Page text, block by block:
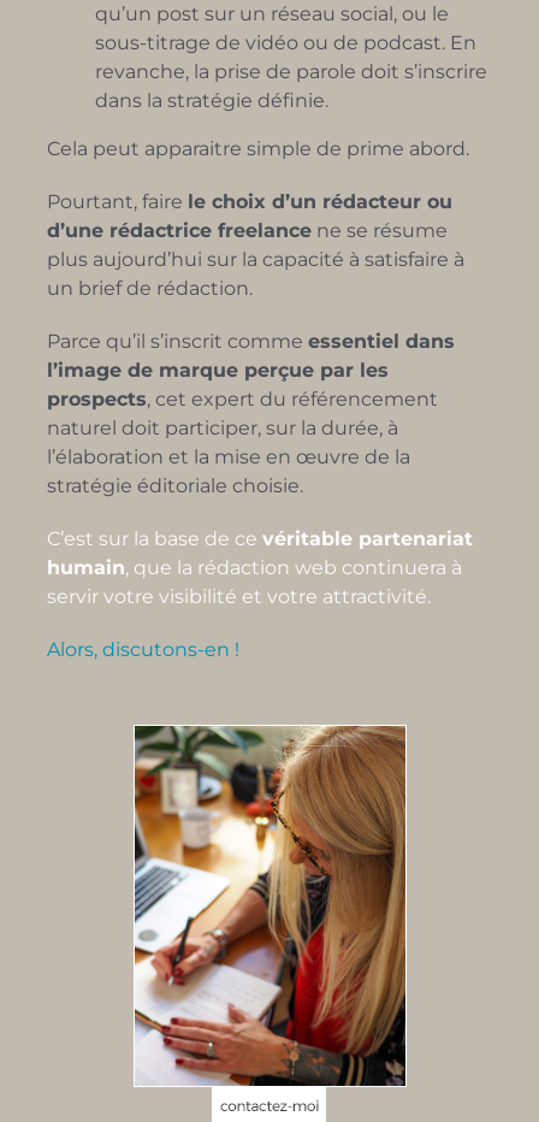
qu’un post sur un réseau social, ou le
sous-titrage de vidéo ou de podcast. En
revanche, la prise de parole doit s’inscrire
dans la stratégie définie.
Cela peut apparaitre simple de prime abord.
Pourtant, faire le choix d’un rédacteur ou
d’une rédactrice freelancene se résume
plus aujourd’hui sur la capacité à satisfaire à
un brief de rédaction.
Parce qu’il s’inscrit comme essentiel dans
l’image de marque perçue par les
prospects, cet expert du référencement
naturel doit participer, sur la durée, à
l’élaboration et la mise en œuvre de la
stratégie éditoriale choisie.
C’est sur la base de ce véritable partenariat
humain, que la rédaction web continuera à
servir votre visibilité et votre attractivité.
Alors, discutons-en !